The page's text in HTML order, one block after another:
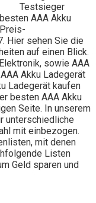
Testsieger
AAA Akku
Hier sehen Sie die
auf einen Blick.
sowie AAA
Akku Ladegerät
Ladegerät kaufen
besten AAA Akku
Seite. In unserem
unterschiedliche
mit einbezogen.
mit denen
Listen
Geld sparen und